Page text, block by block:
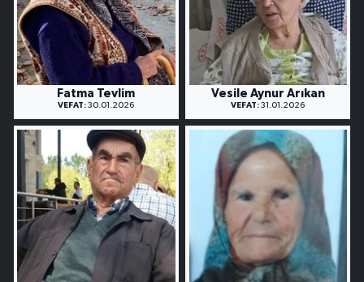
Fatma Tevlim
VEFAT: 30.01.2026
Vesile Aynur Arıkan
VEFAT: 31.01.2026